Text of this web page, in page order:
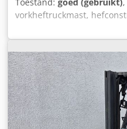
Toestand: goed (gebruikt)
vorkheftruckmast,
triplexmast -Fabrikant:
heftruck type E20 -
zie foto's / technische
Afmetingen: 2530/1150/